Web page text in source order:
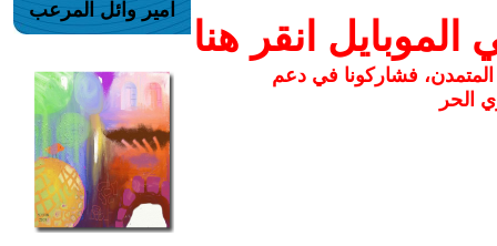
انقر هنا
المتمدن، فشاركونا في دعم
الحر
امير وائل المرعب